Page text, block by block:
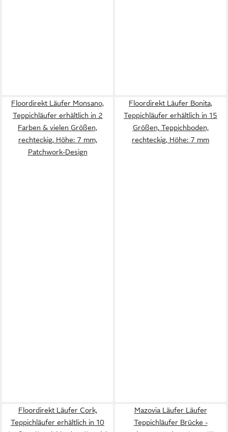
Floordirekt Läufer Monsano,
Teppichläufer erhältlich in 2
Farben & vielen Größen,
rechteckig, Höhe: 7 mm,
Patchwork-Design
Floordirekt Läufer Bonita,
Teppichläufer erhältlich in 15
Größen, Teppichboden,
rechteckig, Höhe: 7 mm
Floordirekt Läufer Cork,
Teppichläufer erhältlich in 10
Mazovia Läufer Läufer
Teppichläufer Brücke -